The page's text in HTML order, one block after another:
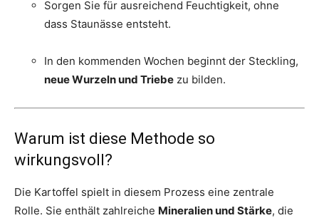
Sorgen Sie für ausreichend Feuchtigkeit, ohne
dass Staunässe entsteht.
In den kommenden Wochen beginnt der Steckling,
neue Wurzeln und Triebe zu bilden.
Warum ist diese Methode so
wirkungsvoll?
Die Kartoffel spielt in diesem Prozess eine zentrale
Rolle. Sie enthält zahlreiche Mineralien und Stärke, die